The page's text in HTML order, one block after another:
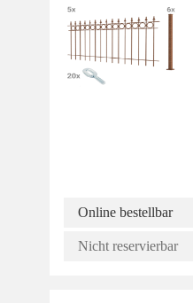
Online bestellbar
Nicht reservierbar